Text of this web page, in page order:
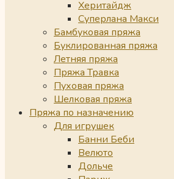
Херитайдж
Суперлана Макси
Бамбуковая пряжа
Буклированная пряжа
Летняя пряжа
Пряжа Травка
Пуховая пряжа
Шелковая пряжа
Пряжа по назначению
Для игрушек
Банни Беби
Велюто
Дольче